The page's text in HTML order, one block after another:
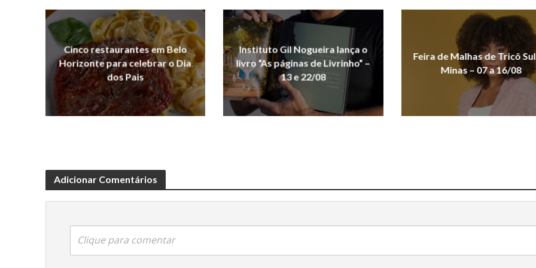
Cinco restaurantes em Belo
Horizonte para celebrar o Dia
dos Pais
Instituto Gil Nogueira lança o
livro “As páginas de Livrinho” –
13 e 22/08
Feira de Malhas de Tricô
Minas – 07 a 16/08
Adicionar Comentários
Clique para comentar